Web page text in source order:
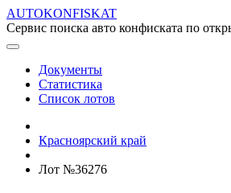
AUTOKONFISKAT
Сервис поиска авто конфиската по
Документы
Статистика
Список лотов
Красноярский край
Лот №36276